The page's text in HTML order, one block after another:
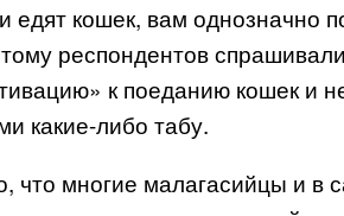
едят кошек, вам однозначно
респондентов
к поеданию кошек и
какие-либо табу.
что многие малагасийцы и в